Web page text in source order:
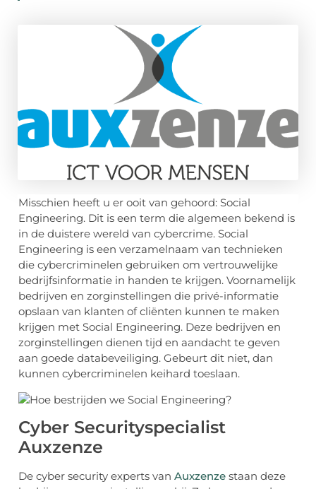
Misschien heeft u er ooit van gehoord: Social
Engineering. Dit is een term die algemeen bekend is
in de duistere wereld van cybercrime. Social
Engineering is een verzamelnaam van technieken
die cybercriminelen gebruiken om vertrouwelijke
bedrijfsinformatie in handen te krijgen. Voornamelijk
bedrijven en zorginstellingen die privé-informatie
opslaan van klanten of cliënten kunnen te maken
krijgen met Social Engineering. Deze bedrijven en
zorginstellingen dienen tijd en aandacht te geven
aan goede databeveiliging. Gebeurt dit niet, dan
kunnen cybercriminelen keihard toeslaan.
Cyber Securityspecialist
Auxzenze
De cyber security experts van Auxzenze staan deze